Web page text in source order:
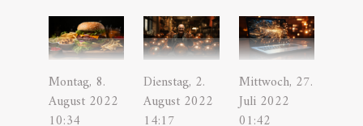
Montag, 8.
August 2022
10:34
Dienstag, 2.
August 2022
14:17
Mittwoch, 27.
Juli 2022
01:42